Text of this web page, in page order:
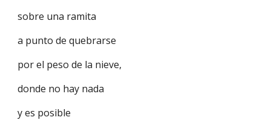
sobre una ramita
a punto de quebrarse
por el peso de la nieve,
donde no hay nada
y es posible